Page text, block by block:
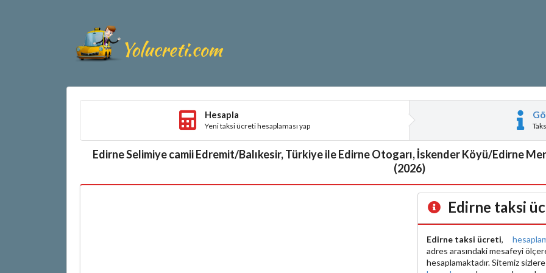
Hesapla
Yeni taksi ücreti hesaplaması yap
Edirne Selimiye camii Edremit/Balıkesir, Türkiye ile Edirne Otogarı, İskender Köyü/Edirne
(2026)
Edirne taksi
Edirne taksi ücreti,
adres arasındaki mesafeyi
hesaplamaktadır. Sitemiz